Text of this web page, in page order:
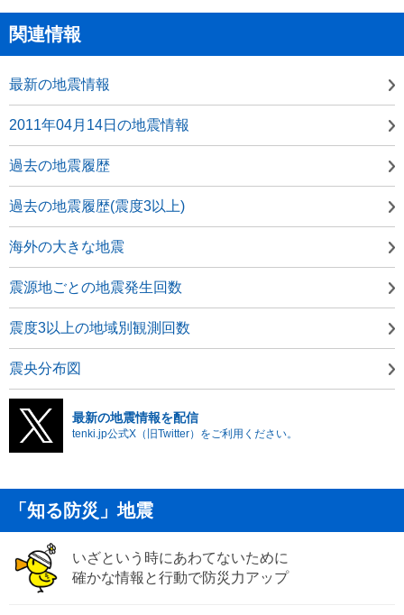
関連情報
最新の地震情報
2011年04月14日の地震情報
過去の地震履歴
過去の地震履歴(震度3以上)
海外の大きな地震
震源地ごとの地震発生回数
震度3以上の地域別観測回数
震央分布図
最新の地震情報を配信
tenki.jp公式X（旧Twitter）をご利用ください。
「知る防災」地震
いざという時にあわてないために
確かな情報と行動で防災力アップ